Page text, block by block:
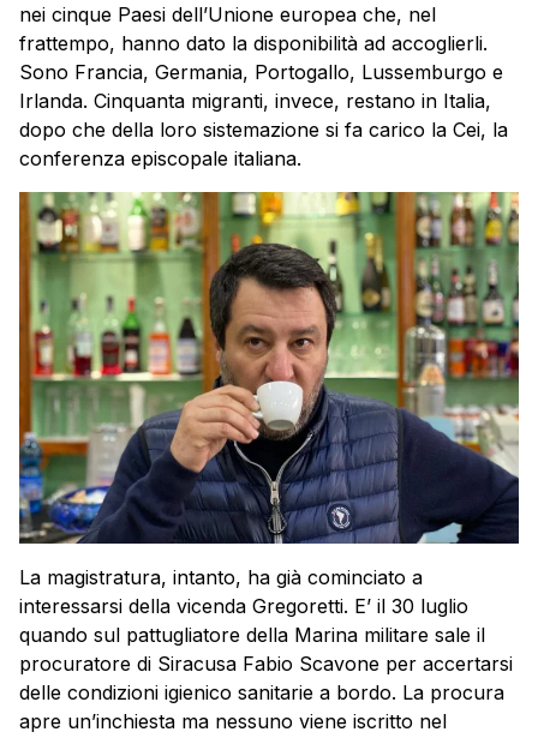
nei cinque Paesi dell’Unione europea che, nel
frattempo, hanno dato la disponibilità ad accoglierli.
Sono Francia, Germania, Portogallo, Lussemburgo e
Irlanda. Cinquanta migranti, invece, restano in Italia,
dopo che della loro sistemazione si fa carico la Cei, la
conferenza episcopale italiana.
La magistratura, intanto, ha già cominciato a
interessarsi della vicenda Gregoretti. E’ il 30 luglio
quando sul pattugliatore della Marina militare sale il
procuratore di Siracusa Fabio Scavone per accertarsi
delle condizioni igienico sanitarie a bordo. La procura
apre un’inchiesta ma nessuno viene iscritto nel